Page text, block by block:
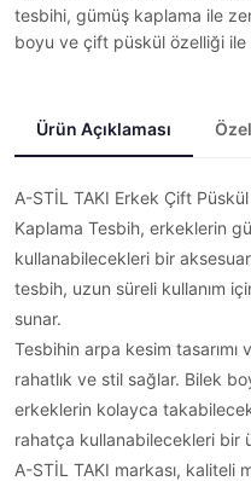
tesbihi, gümüş kaplama ile
boyu ve çift püskül özelliği ile
Ürün Açıklaması
A-STİL TAKI Erkek Çift
Kaplama Tesbih, erkeklerin
kullanabilecekleri bir
tesbih, uzun süreli kullanım
sunar.
Tesbihin arpa kesim tasarımı
rahatlık ve stil sağlar. Bilek
erkeklerin kolayca
rahatça kullanabilecekleri bir
A-STİL TAKI markası, kaliteli